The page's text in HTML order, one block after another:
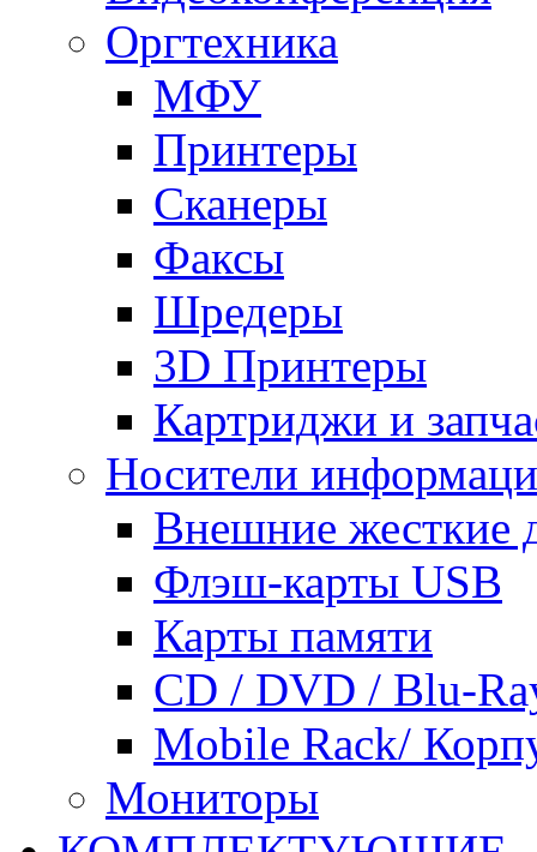
Оргтехника
МФУ
Принтеры
Сканеры
Факсы
Шредеры
3D Принтеры
Картриджи и
Носители
Внешние жесткие
Флэш-карты USB
Карты памяти
CD / DVD / Blu-
Mobile Rack/
Мониторы